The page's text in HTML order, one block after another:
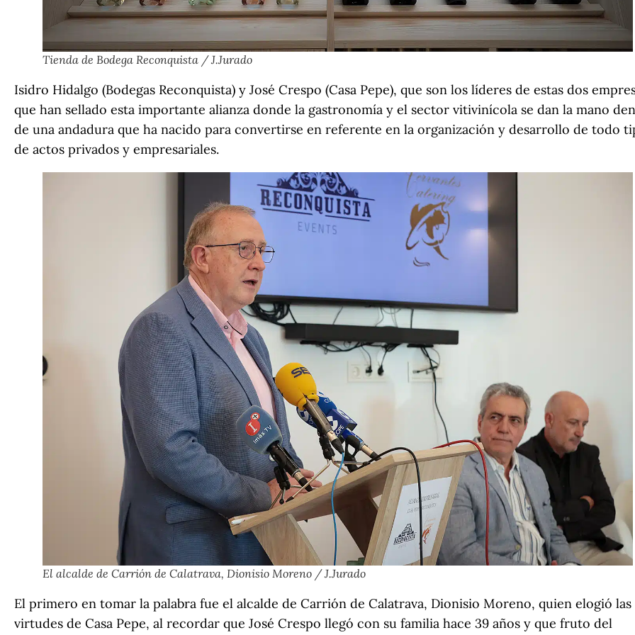
Tienda de Bodega Reconquista / J.Jurado
Isidro Hidalgo (Bodegas Reconquista) y José Crespo (Casa Pepe), que son los líderes de estas dos
que han sellado esta importante alianza donde la gastronomía y el sector vitivinícola se dan la mano
de una andadura que ha nacido para convertirse en referente en la organización y desarrollo de todo
de actos privados y empresariales.
El alcalde de Carrión de Calatrava, Dionisio Moreno / J.Jurado
El primero en tomar la palabra fue el alcalde de Carrión de Calatrava, Dionisio Moreno, quien elogió las
virtudes de Casa Pepe, al recordar que José Crespo llegó con su familia hace 39 años y que fruto del